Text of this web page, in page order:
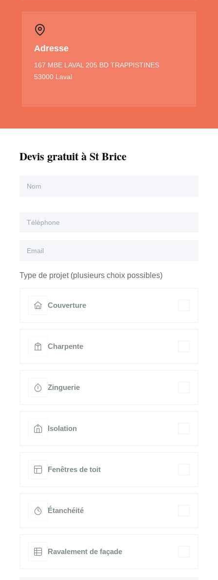
Adresse
167 MBE LAVAL 205 BD TRAPPISTINES
53000 Laval
Devis gratuit à St Brice
Type de projet (plusieurs choix possibles)
Couverture
Charpente
Zinguerie
Isolation
Fenêtres de toit
Étanchéité
Ravalement de façade